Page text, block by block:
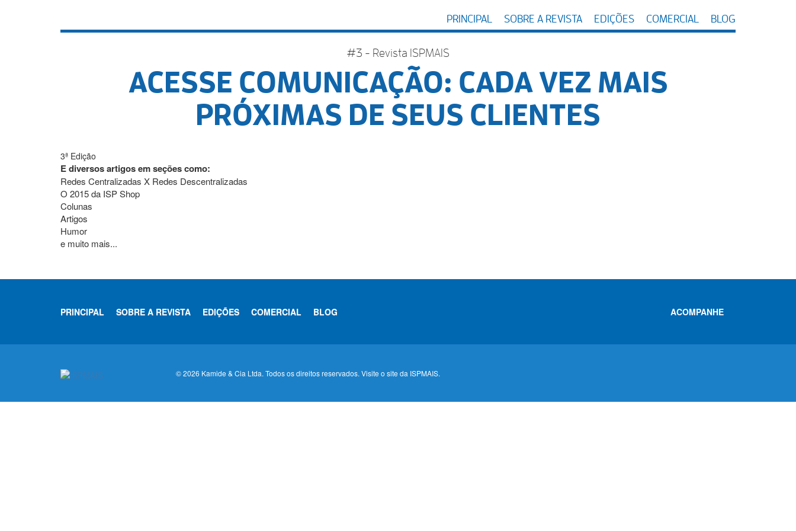
PRINCIPAL SOBRE A REVISTA EDIÇÕES COMERCIAL BLOG
#3 - Revista ISPMAIS
ACESSE COMUNICAÇÃO: CADA VEZ MAIS
PRÓXIMAS DE SEUS CLIENTES
3ª Edição
E diversos artigos em seções como:
Redes Centralizadas X Redes Descentralizadas
O 2015 da ISP Shop
Colunas
Artigos
Humor
e muito mais...
PRINCIPAL SOBRE A REVISTA EDIÇÕES COMERCIAL BLOG ACOMPANHE
© 2026 Kamide & Cia Ltda. Todos os direitos reservados. Visite o site da ISPMAIS.